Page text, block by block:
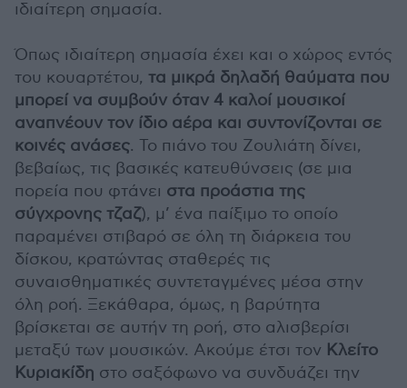
ιδιαίτερη σημασία.
Όπως ιδιαίτερη σημασία έχει και ο χώρος εντός
του κουαρτέτου, τα μικρά δηλαδή θαύματα που
μπορεί να συμβούν όταν 4 καλοί μουσικοί
αναπνέουν τον ίδιο αέρα και συντονίζονται σε
κοινές ανάσες. Το πιάνο του Ζουλιάτη δίνει,
βεβαίως, τις βασικές κατευθύνσεις (σε μια
πορεία που φτάνει στα προάστια της
σύγχρονης τζαζ), μ’ ένα παίξιμο το οποίο
παραμένει στιβαρό σε όλη τη διάρκεια του
δίσκου, κρατώντας σταθερές τις
συναισθηματικές συντεταγμένες μέσα στην
όλη ροή. Ξεκάθαρα, όμως, η βαρύτητα
βρίσκεται σε αυτήν τη ροή, στο αλισβερίσι
μεταξύ των μουσικών. Ακούμε έτσι τον Κλείτο
Κυριακίδη στο σαξόφωνο να συνδυάζει την